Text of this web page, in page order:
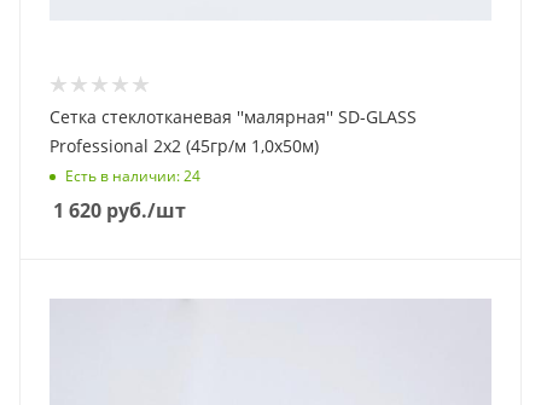
Сетка стеклотканевая ''малярная'' SD-GLASS
Professional 2х2 (45гр/м 1,0х50м)
Есть в наличии: 24
1 620 руб./шт